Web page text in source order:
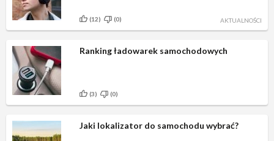
AKTUALNOŚCI
(12) (0)
Ranking ładowarek samochodowych
(3) (0)
Jaki lokalizator do samochodu wybrać?